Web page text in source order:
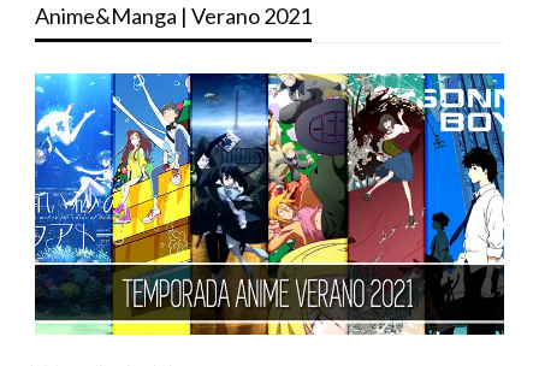
Anime&Manga | Verano 2021